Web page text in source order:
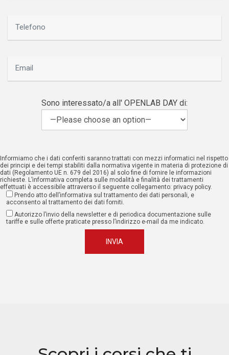
Sono interessato/a all' OPENLAB DAY di:
Informiamo che i dati conferiti saranno trattati con mezzi informatici nel rispetto
dei principi e dei tempi stabiliti dalla normativa vigente in materia di protezione di
dati (Regolamento UE n. 679 del 2016) al solo fine di fornire le informazioni
richieste. L’informativa completa sulle modalità e finalità dei trattamenti
effettuati è accessibile attraverso il seguente collegamento: privacy policy.
Prendo atto dell’informativa sul trattamento dei dati personali, e
acconsento al trattamento dei dati forniti.
Autorizzo l’invio della newsletter e di periodica documentazione sulle
tariffe e sulle offerte praticate presso l’indirizzo e-mail da me indicato.